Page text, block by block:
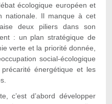
écologique européen et
nationale. Il manque à cet
deux piliers dans son
: un plan stratégique de
verte et la priorité donnée,
social-écologique
énergétique et les
c’est d’abord développer